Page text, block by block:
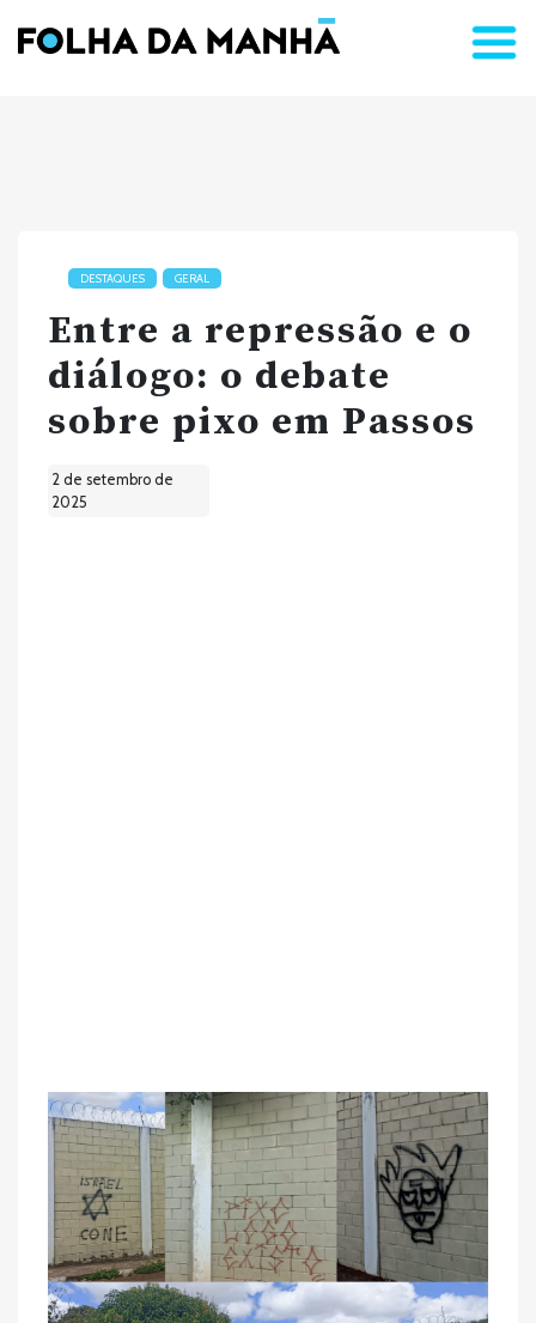
DESTAQUES GERAL
Entre a repressão e o
diálogo: o debate
sobre pixo em Passos
2 de setembro de
2025